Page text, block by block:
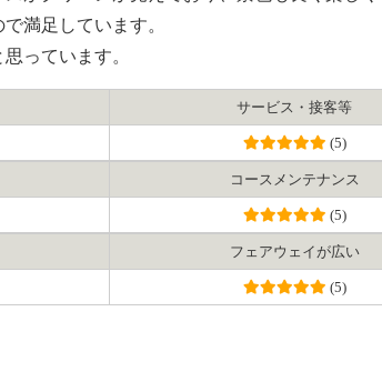
満足しています。
っています。
サービス・接客等
(5)
コース メンテナンス
(5)
フェアウェイ が広い
(5)